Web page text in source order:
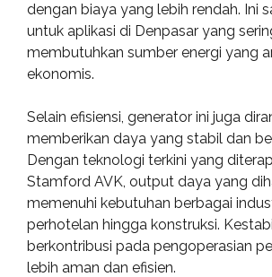
dengan biaya yang lebih rendah. Ini
untuk aplikasi di Denpasar yang
membutuhkan sumber energi yang
ekonomis.
Selain efisiensi, generator ini juga
memberikan daya yang stabil dan
Dengan teknologi terkini yang
Stamford AVK, output daya yang
memenuhi kebutuhan berbagai
perhotelan hingga konstruksi.
berkontribusi pada pengoperasian
lebih aman dan efisien.